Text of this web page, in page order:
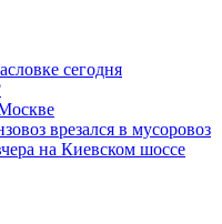
сегодня
врезался в мусоровоз
на Киевском шоссе